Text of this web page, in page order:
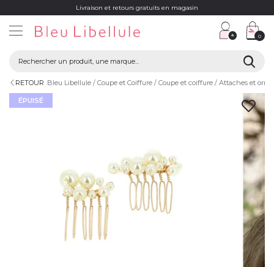
Livraison et retours gratuits en magasin
0
RETOUR Bleu Libellule Coupe et Coiffure Coupe et coiffure Attaches et
ÉPUISÉ